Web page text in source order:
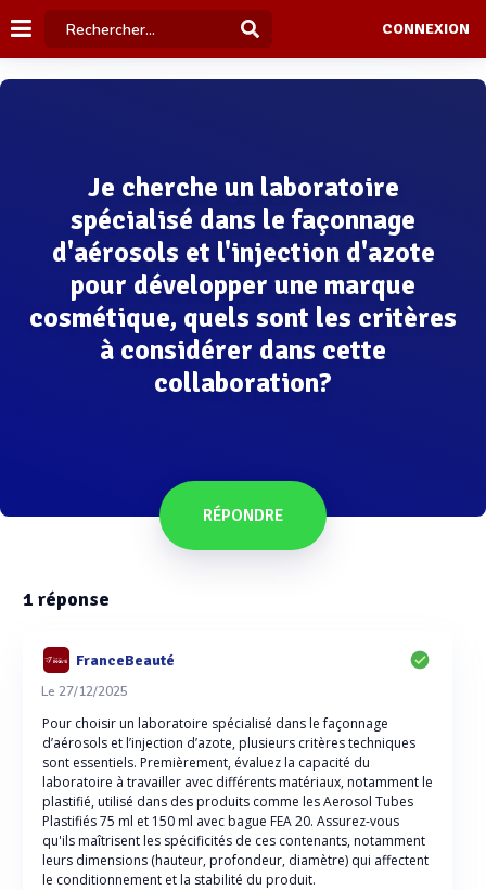
CONNEXION
Je cherche un laboratoire
spécialisé dans le façonnage
d'aérosols et l'injection d'azote
pour développer une marque
cosmétique, quels sont les critères
à considérer dans cette
collaboration?
RÉPONDRE
1 réponse
FranceBeauté
Le 27/12/2025
Pour choisir un laboratoire spécialisé dans le façonnage
d’aérosols et l’injection d’azote, plusieurs critères techniques
sont essentiels. Premièrement, évaluez la capacité du
laboratoire à travailler avec différents matériaux, notamment le
plastifié, utilisé dans des produits comme les Aerosol Tubes
Plastifiés 75 ml et 150 ml avec bague FEA 20. Assurez-vous
qu'ils maîtrisent les spécificités de ces contenants, notamment
leurs dimensions (hauteur, profondeur, diamètre) qui affectent
le conditionnement et la stabilité du produit.